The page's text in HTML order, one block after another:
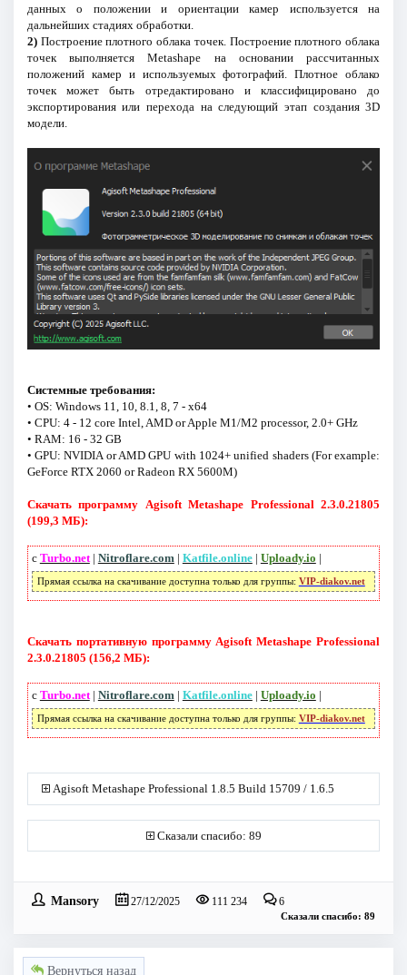
данных о положении и ориентации камер используется на
дальнейших стадиях обработки.
2)Построение плотного облака точек. Построение плотного облака
точек выполняется Metashape на основании рассчитанных
положений камер и используемых фотографий. Плотное облако
точек может быть отредактировано и классифицировано до
экспортирования или перехода на следующий этап создания 3D
модели.
Системные требования:
• OS: Windows 11, 10, 8.1, 8, 7 - x64
• CPU: 4 - 12 core Intel, AMD or Apple M1/M2 processor, 2.0+ GHz
• RAM: 16 - 32 GB
• GPU: NVIDIA or AMD GPU with 1024+ unified shaders (For example:
GeForce RTX 2060 or Radeon RX 5600M)
Скачать программу Agisoft Metashape Professional 2.3.0.21805
(199,3 МБ):
с Turbo.net| Nitroflare.com| Katfile.online| Uploady.io |
Прямая ссылка на скачивание доступна только для группы: VIP-diakov.net
Скачать портативную программу Agisoft Metashape Professional
2.3.0.21805 (156,2 МБ):
с Turbo.net| Nitroflare.com| Katfile.online| Uploady.io |
Прямая ссылка на скачивание доступна только для группы: VIP-diakov.net
Agisoft Metashape Professional 1.8.5 Build 15709 / 1.6.5
Сказали спасибо: 89
Mansory 27/12/2025 111 234 6
Сказали спасибо: 89
Вернуться назад